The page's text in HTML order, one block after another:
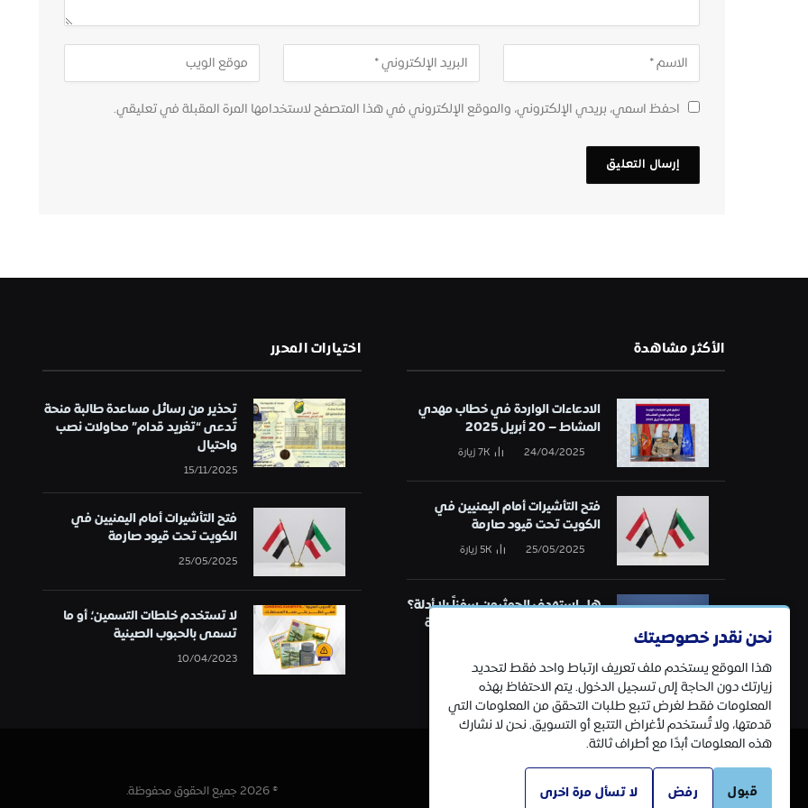
احفظ اسمي، بريدي الإلكتروني، والموقع الإلكتروني في هذا المتصفح لاستخدامها المرة المقبلة في تعليقي.
الأكثر مشاهدة
الادعاءات الواردة في خطاب مهدي
المشاط – 20 أبريل 2025
24/04/2025
7Kزيارة
فتح التأشيرات أمام اليمنيين في
الكويت تحت قيود صارمة
25/05/2025
5Kزيارة
هل استهدف الحوثيون سفناً بلا أدلة؟
تحقيق في قائمة الهجمات البحرية
اختيارات المحرر
تحذير من رسائل مساعدة طالبة منحة
تُدعى “تغريد قدام” محاولات نصب
واحتيال
15/11/2025
فتح التأشيرات أمام اليمنيين في
الكويت تحت قيود صارمة
25/05/2025
لا تستخدم خلطات التسمين؛ أو ما
تسمى بالحبوب الصينية
10/04/2023
© 2026 جميع الحقوق محفوظة.
نحن نقدر خصوصيتك
هذا الموقع يستخدم ملف تعريف ارتباط واحد فقط لتحديد
زيارتك دون الحاجة إلى تسجيل الدخول. يتم الاحتفاظ بهذه
المعلومات فقط لغرض تتبع طلبات التحقق من المعلومات التي
قدمتها، ولا تُستخدم لأغراض التتبع أو التسويق. نحن لا نشارك
هذه المعلومات أبدًا مع أطراف ثالثة.
قبول رفض لا تسأل مرة اخرى